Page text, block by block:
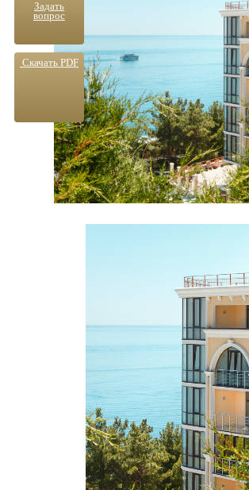
Задать
вопрос
Скачать PDF